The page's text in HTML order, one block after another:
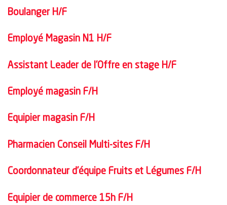
Boulanger H/F
Employé Magasin N1 H/F
Assistant Leader de l’Offre en stage H/F
Employé magasin F/H
Equipier magasin F/H
Pharmacien Conseil Multi-sites F/H
Coordonnateur d’équipe Fruits et Légumes F/H
Equipier de commerce 15h F/H